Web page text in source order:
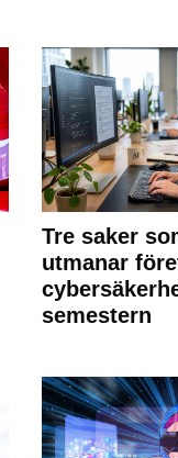
Tre saker
utmanar
semestern